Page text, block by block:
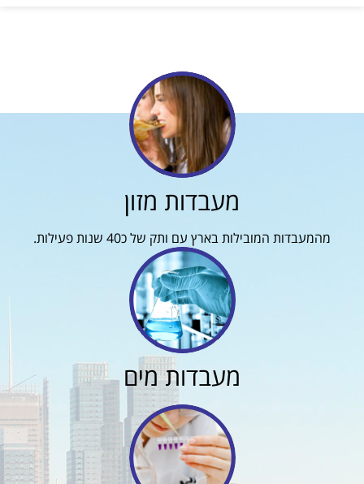
מעבדות מזון
מהמעבדות המובילות בארץ עם ותק של כ40 שנות פעילות.
מעבדות מים